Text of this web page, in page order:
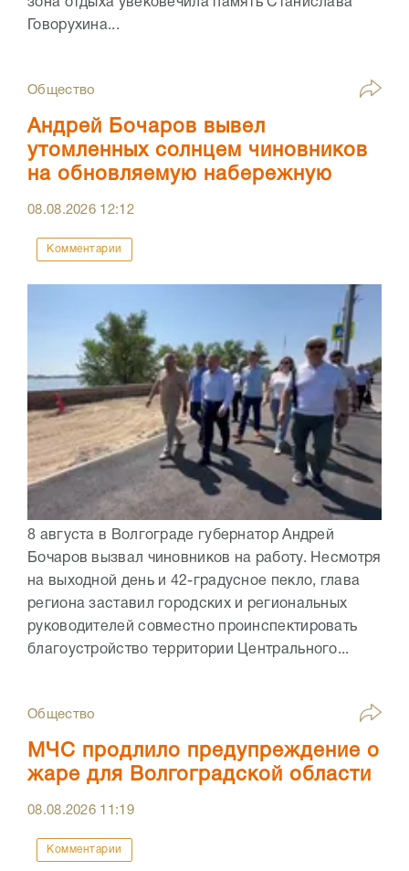
зона отдыха увековечила память Станислава
Говорухина...
Общество
Андрей Бочаров вывел
утомленных солнцем чиновников
на обновляемую набережную
08.08.2026 12:12
Комментарии
8 августа в Волгограде губернатор Андрей
Бочаров вызвал чиновников на работу. Несмотря
на выходной день и 42-градусное пекло, глава
региона заставил городских и региональных
руководителей совместно проинспектировать
благоустройство территории Центрального...
Общество
МЧС продлило предупреждение о
жаре для Волгоградской области
08.08.2026 11:19
Комментарии